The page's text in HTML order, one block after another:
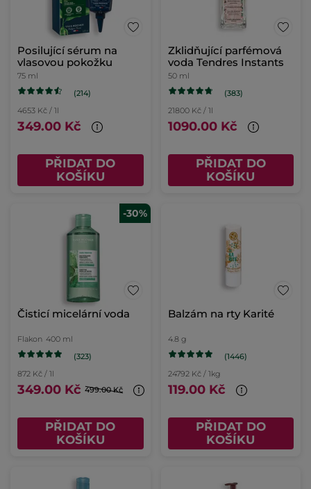
Posilující sérum na
vlasovou pokožku
75 ml
(214)
4653 Kč / 1l
349.00 Kč
PŘIDAT DO
KOŠÍKU
Zklidňující parfémová
voda Tendres Instants
50 ml
(383)
21800 Kč / 1l
1090.00 Kč
PŘIDAT DO
KOŠÍKU
-30%
Čisticí micelární voda
Flakon 400 ml
(323)
872 Kč / 1l
349.00 Kč 499.00 Kč
PŘIDAT DO
KOŠÍKU
Balzám na rty Karité
4.8 g
(1446)
24792 Kč / 1kg
119.00 Kč
PŘIDAT DO
KOŠÍKU